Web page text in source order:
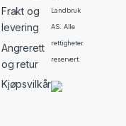
Frakt og
levering
Angrerett
og retur
Kjøpsvilkår
Landbruk
AS. Alle
rettigheter
reservert.